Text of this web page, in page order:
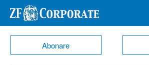
Abonare